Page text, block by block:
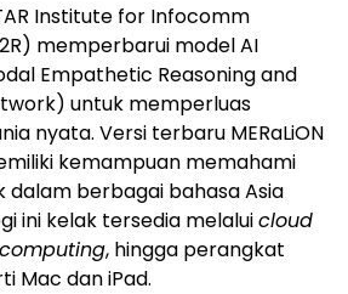
Institute for Infocomm
memperbarui model AI
Empathetic Reasoning and
untuk memperluas
nyata. Versi terbaru MERaLiON
kemampuan memahami
dalam berbagai bahasa Asia
ini kelak tersedia melaluicloud
, hingga perangkat
Mac dan iPad.